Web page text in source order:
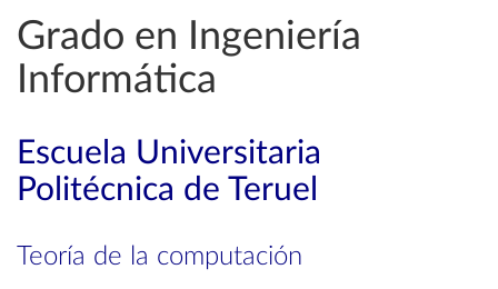
Grado en Ingeniería
Informática
Escuela Universitaria
Politécnica de Teruel
Teoría de la computación